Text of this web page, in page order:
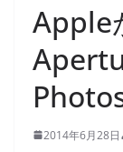
Apple
2014年6月28日